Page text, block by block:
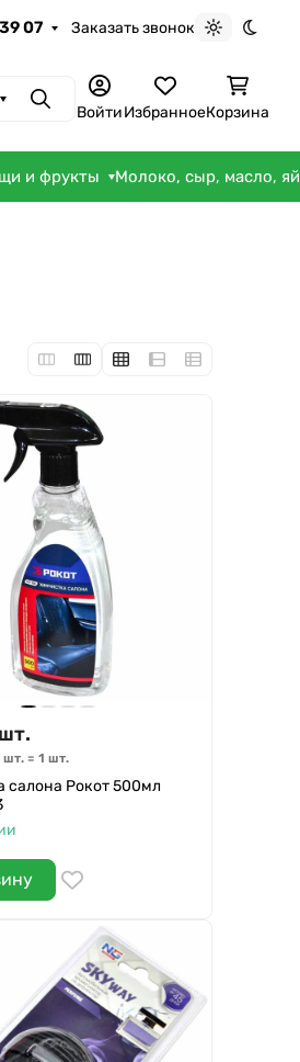
07 Заказать звонок
Светлая
ПоискВойтиИзбранноеКорзина
и фрукты Молоко, сыр, масло,
шт.= 1 шт.
салона Рокот 500мл